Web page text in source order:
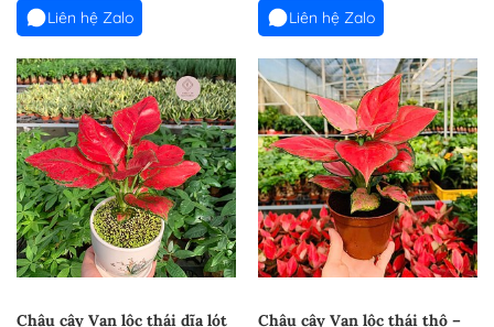
Liên hệ Zalo Liên hệ Zalo
Chậu cây Vạn lộc thái dĩa lót
Chậu cây Vạn lộc thái thô –